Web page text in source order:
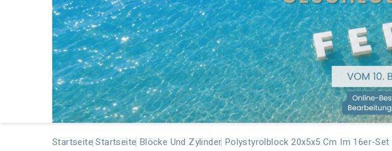
Startseite Startseite Blöcke Und Zylinder Polystyrolblock 20x5x5 Cm Im 16er-